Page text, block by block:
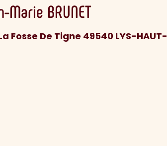
Marie BRUNET
Fosse De Tigne 49540 LYS-HAUT-